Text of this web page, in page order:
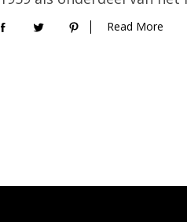
Read More